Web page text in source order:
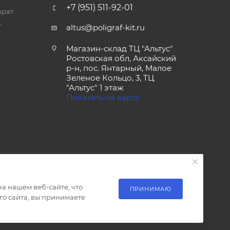
+7 (951) 511-92-01
altus@poligraf-kit.ru
Магазин-склад ТЦ "Альтус"
Ростовская обл, Аксайский
р-н, пос. Янтарный, Малое
Зеленое Кольцо, 3, ТЦ
"Альтус" 1 этаж
Показать на карте
нашем веб-сайте, что
сайта, вы принимаете
ПРИНИМАЮ